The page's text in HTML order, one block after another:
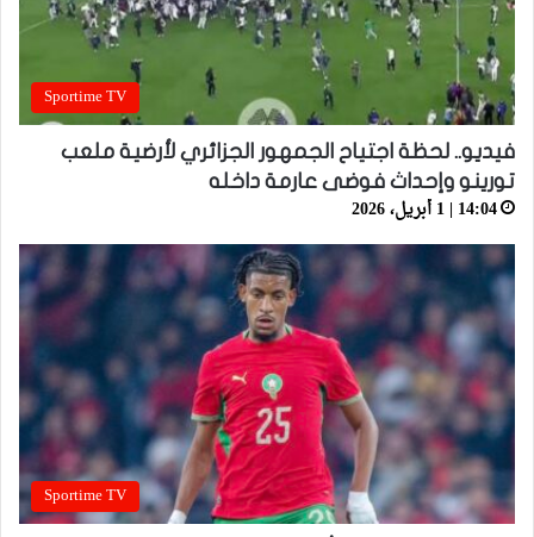
Sportime TV
فيديو.. لحظة اجتياح الجمهور الجزائري لأرضية ملعب
تورينو وإحداث فوضى عارمة داخله
14:04 | 1 أبريل، 2026
Sportime TV